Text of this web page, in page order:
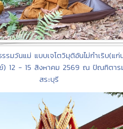
รมวันแม่ แบบเจโตวิมุติอันไม่กำเริบ(แก่
) 12 - 15 สิงหาคม 2569 ณ ปัณฑิตาร
สระบุรี